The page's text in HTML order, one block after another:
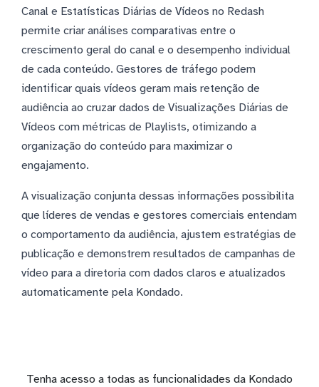
Canal e Estatísticas Diárias de Vídeos no Redash
permite criar análises comparativas entre o
crescimento geral do canal e o desempenho individual
de cada conteúdo. Gestores de tráfego podem
identificar quais vídeos geram mais retenção de
audiência ao cruzar dados de Visualizações Diárias de
Vídeos com métricas de Playlists, otimizando a
organização do conteúdo para maximizar o
engajamento.
A visualização conjunta dessas informações possibilita
que líderes de vendas e gestores comerciais entendam
o comportamento da audiência, ajustem estratégias de
publicação e demonstrem resultados de campanhas de
vídeo para a diretoria com dados claros e atualizados
automaticamente pela Kondado.
Tenha acesso a todas as funcionalidades da Kondado